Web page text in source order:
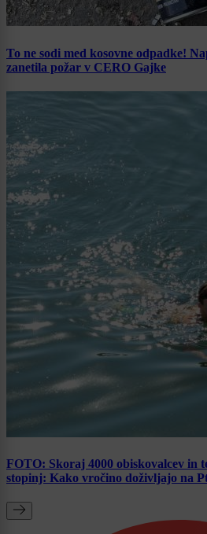
To ne sodi med kosovne odpadke!
zanetila požar v CERO Gajke
FOTO: Skoraj 4000 obiskovalcev in
stopinj: Kako vročino doživljajo na